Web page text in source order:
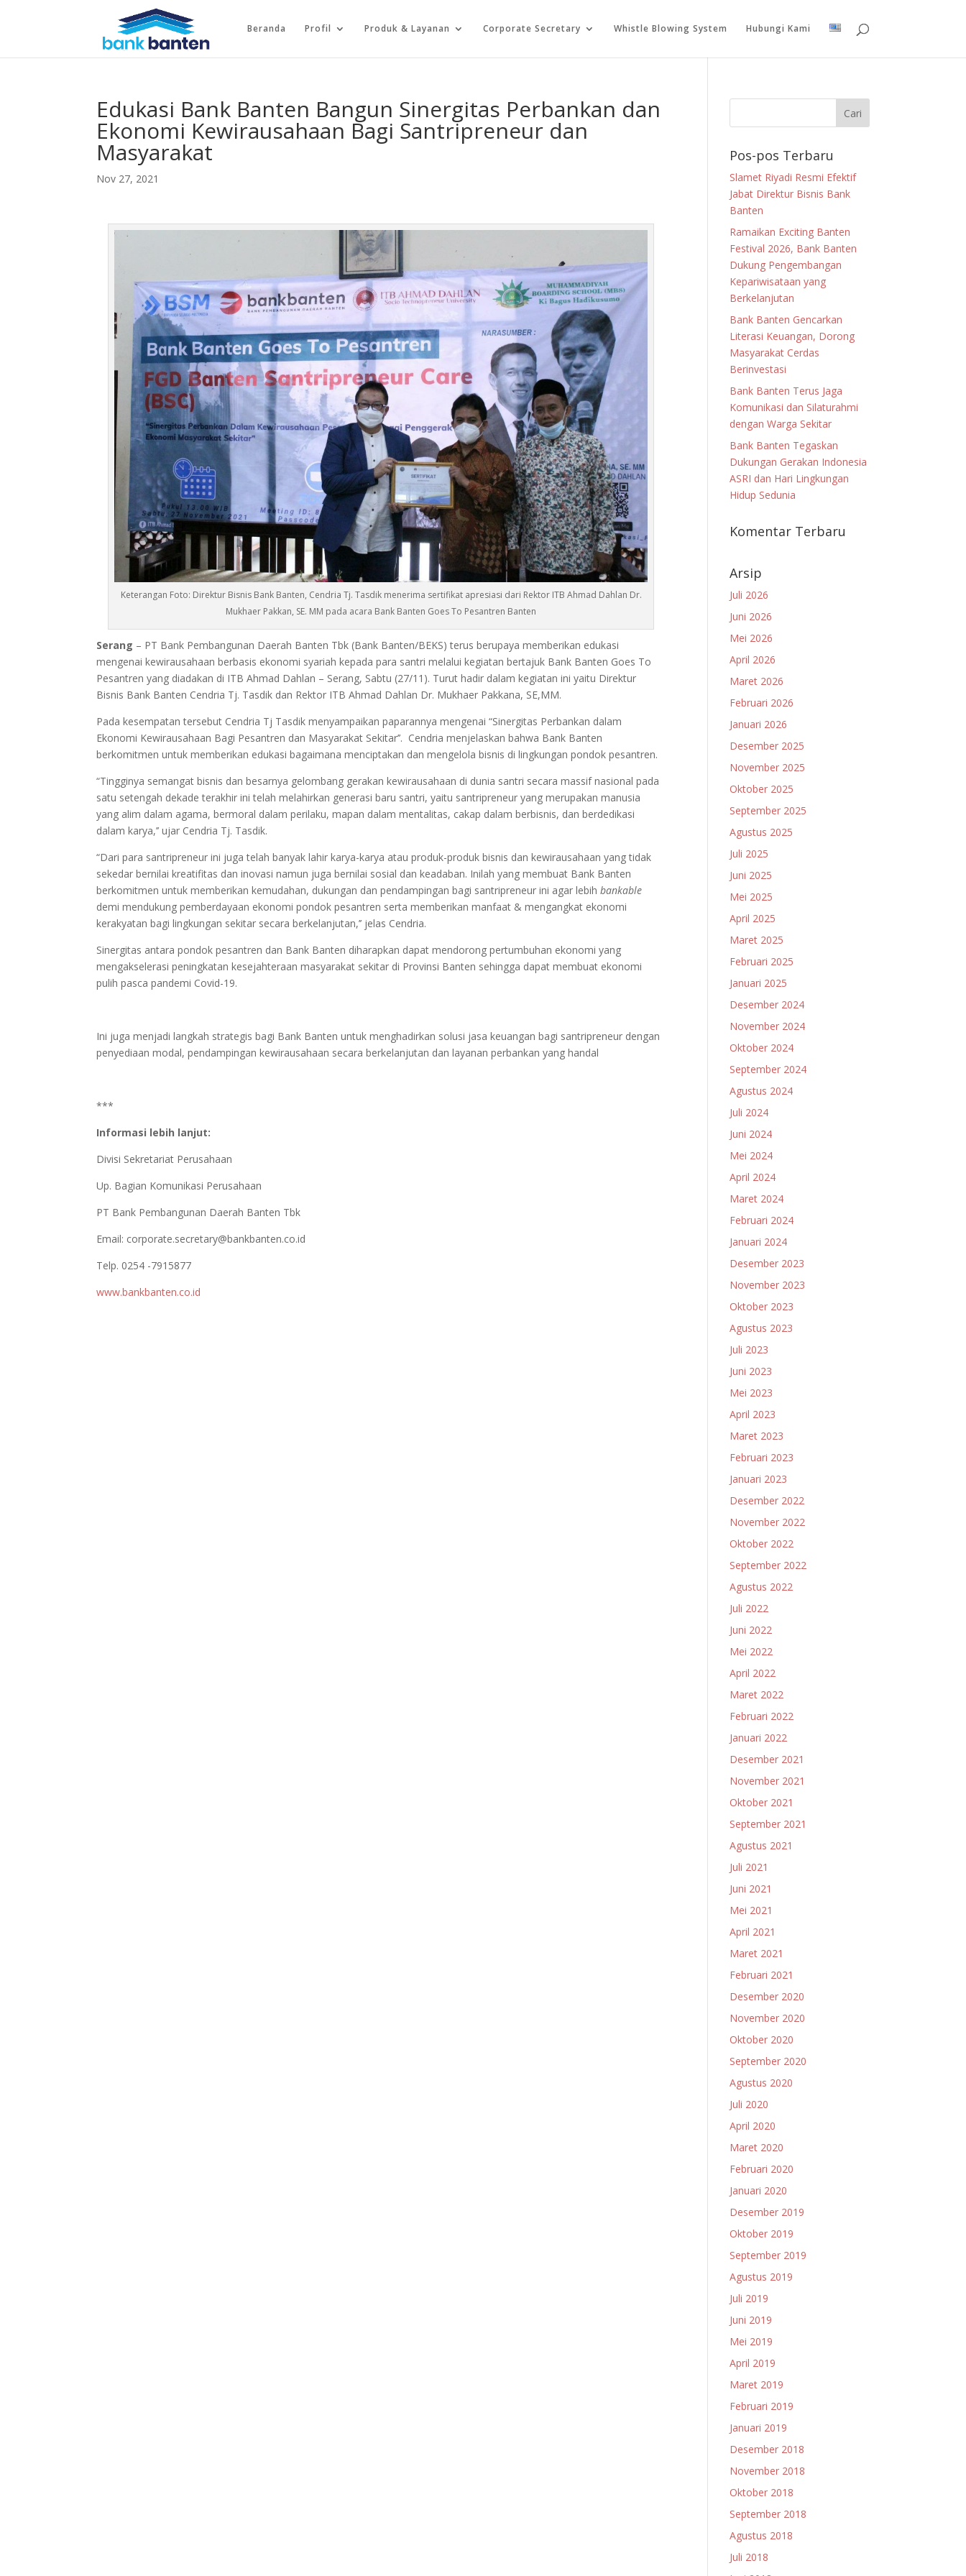
Beranda Profil Produk & Layanan Corporate Secretary Whistle Blowing System Hubungi Kami
Edukasi Bank Banten Bangun Sinergitas Perbankan dan
Ekonomi Kewirausahaan Bagi Santripreneur dan
Masyarakat
Nov 27, 2021
Keterangan Foto: Direktur Bisnis Bank Banten, Cendria Tj. Tasdik menerima sertifikat apresiasi dari Rektor ITB Ahmad Dahlan Dr.
Mukhaer Pakkan, SE. MM pada acara Bank Banten Goes To Pesantren Banten
Serang – PT Bank Pembangunan Daerah Banten Tbk (Bank Banten/BEKS) terus berupaya memberikan edukasi
mengenai kewirausahaan berbasis ekonomi syariah kepada para santri melalui kegiatan bertajuk Bank Banten Goes To
Pesantren yang diadakan di ITB Ahmad Dahlan – Serang, Sabtu (27/11). Turut hadir dalam kegiatan ini yaitu Direktur
Bisnis Bank Banten Cendria Tj. Tasdik dan Rektor ITB Ahmad Dahlan Dr. Mukhaer Pakkana, SE,MM.
Pada kesempatan tersebut Cendria Tj Tasdik menyampaikan paparannya mengenai “Sinergitas Perbankan dalam
Ekonomi Kewirausahaan Bagi Pesantren dan Masyarakat Sekitar’’. Cendria menjelaskan bahwa Bank Banten
berkomitmen untuk memberikan edukasi bagaimana menciptakan dan mengelola bisnis di lingkungan pondok pesantren.
“Tingginya semangat bisnis dan besarnya gelombang gerakan kewirausahaan di dunia santri secara massif nasional pada
satu setengah dekade terakhir ini telah melahirkan generasi baru santri, yaitu santripreneur yang merupakan manusia
yang alim dalam agama, bermoral dalam perilaku, mapan dalam mentalitas, cakap dalam berbisnis, dan berdedikasi
dalam karya,’’ ujar Cendria Tj. Tasdik.
“Dari para santripreneur ini juga telah banyak lahir karya-karya atau produk-produk bisnis dan kewirausahaan yang tidak
sekedar bernilai kreatifitas dan inovasi namun juga bernilai sosial dan keadaban. Inilah yang membuat Bank Banten
berkomitmen untuk memberikan kemudahan, dukungan dan pendampingan bagi santripreneur ini agar lebihbankable
demi mendukung pemberdayaan ekonomi pondok pesantren serta memberikan manfaat & mengangkat ekonomi
kerakyatan bagi lingkungan sekitar secara berkelanjutan,’’ jelas Cendria.
Sinergitas antara pondok pesantren dan Bank Banten diharapkan dapat mendorong pertumbuhan ekonomi yang
mengakselerasi peningkatan kesejahteraan masyarakat sekitar di Provinsi Banten sehingga dapat membuat ekonomi
pulih pasca pandemi Covid-19.
Ini juga menjadi langkah strategis bagi Bank Banten untuk menghadirkan solusi jasa keuangan bagi santripreneur dengan
penyediaan modal, pendampingan kewirausahaan secara berkelanjutan dan layanan perbankan yang handal
***
Informasi lebih lanjut:
Divisi Sekretariat Perusahaan
Up. Bagian Komunikasi Perusahaan
PT Bank Pembangunan Daerah Banten Tbk
Email: corporate.secretary@bankbanten.co.id
Telp. 0254 -7915877
www.bankbanten.co.id
Pos-pos Terbaru
Slamet Riyadi Resmi Efektif
Jabat Direktur Bisnis Bank
Banten
Ramaikan Exciting Banten
Festival 2026, Bank Banten
Dukung Pengembangan
Kepariwisataan yang
Berkelanjutan
Bank Banten Gencarkan
Literasi Keuangan, Dorong
Masyarakat Cerdas
Berinvestasi
Bank Banten Terus Jaga
Komunikasi dan Silaturahmi
dengan Warga Sekitar
Bank Banten Tegaskan
Dukungan Gerakan Indonesia
ASRI dan Hari Lingkungan
Hidup Sedunia
Komentar Terbaru
Arsip
Juli 2026
Juni 2026
Mei 2026
April 2026
Maret 2026
Februari 2026
Januari 2026
Desember 2025
November 2025
Oktober 2025
September 2025
Agustus 2025
Juli 2025
Juni 2025
Mei 2025
April 2025
Maret 2025
Februari 2025
Januari 2025
Desember 2024
November 2024
Oktober 2024
September 2024
Agustus 2024
Juli 2024
Juni 2024
Mei 2024
April 2024
Maret 2024
Februari 2024
Januari 2024
Desember 2023
November 2023
Oktober 2023
Agustus 2023
Juli 2023
Juni 2023
Mei 2023
April 2023
Maret 2023
Februari 2023
Januari 2023
Desember 2022
November 2022
Oktober 2022
September 2022
Agustus 2022
Juli 2022
Juni 2022
Mei 2022
April 2022
Maret 2022
Februari 2022
Januari 2022
Desember 2021
November 2021
Oktober 2021
September 2021
Agustus 2021
Juli 2021
Juni 2021
Mei 2021
April 2021
Maret 2021
Februari 2021
Desember 2020
November 2020
Oktober 2020
September 2020
Agustus 2020
Juli 2020
April 2020
Maret 2020
Februari 2020
Januari 2020
Desember 2019
Oktober 2019
September 2019
Agustus 2019
Juli 2019
Juni 2019
Mei 2019
April 2019
Maret 2019
Februari 2019
Januari 2019
Desember 2018
November 2018
Oktober 2018
September 2018
Agustus 2018
Juli 2018